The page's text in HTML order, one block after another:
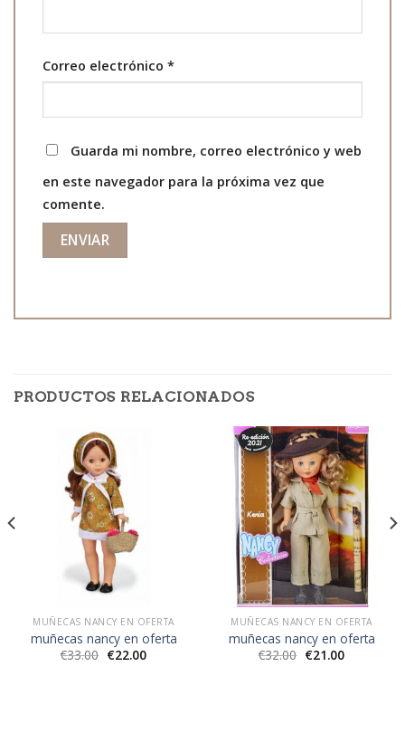
Correo electrónico *
Guarda mi nombre, correo electrónico y web
en este navegador para la próxima vez que
comente.
PRODUCTOS RELACIONADOS
MUÑECAS NANCY EN OFERTA
muñecas nancy en oferta
€33.00 €22.00
MUÑECAS NANCY EN OFERTA
muñecas nancy en oferta
€32.00 €21.00